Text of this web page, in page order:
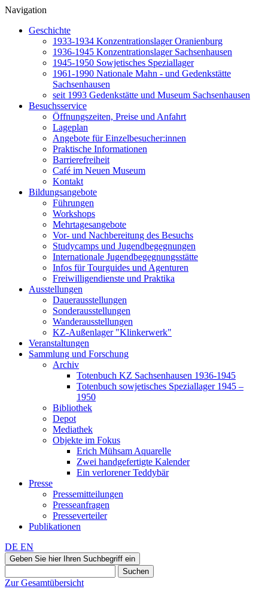
Navigation
Geschichte
1933-1934 Konzentrationslager Oranienburg
1936-1945 Konzentrationslager Sachsenhausen
1945-1950 Sowjetisches Speziallager
1961-1990 Nationale Mahn - und Gedenkstätte
Sachsenhausen
seit 1993 Gedenkstätte und Museum Sachsenhausen
Besuchsservice
Öffnungszeiten, Preise und Anfahrt
Lageplan
Angebote für Einzelbesucher:innen
Praktische Informationen
Barrierefreiheit
Café im Neuen Museum
Kontakt
Bildungsangebote
Führungen
Workshops
Mehrtagesangebote
Vor- und Nachbereitung des Besuchs
Studycamps und Jugendbegegnungen
Internationale Jugendbegegnungsstätte
Infos für Tourguides und Agenturen
Freiwilligendienste und Praktika
Ausstellungen
Dauerausstellungen
Sonderausstellungen
Wanderausstellungen
KZ-Außenlager "Klinkerwerk"
Veranstaltungen
Sammlung und Forschung
Archiv
Totenbuch KZ Sachsenhausen 1936-1945
Totenbuch sowjetisches Speziallager 1945 –
1950
Bibliothek
Depot
Mediathek
Objekte im Fokus
Erich Mühsam Aquarelle
Zwei handgefertigte Kalender
Ein verlorener Teddybär
Presse
Pressemitteilungen
Presseanfragen
Presseverteiler
Publikationen
DE EN
Geben Sie hier Ihren Suchbegriff ein
Suchen
Zur Gesamtübersicht